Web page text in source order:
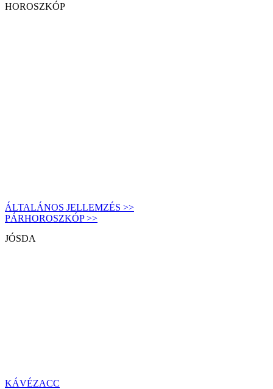
HOROSZKÓP
ÁLTALÁNOS JELLEMZÉS >>
PÁRHOROSZKÓP >>
JÓSDA
KÁVÉZACC